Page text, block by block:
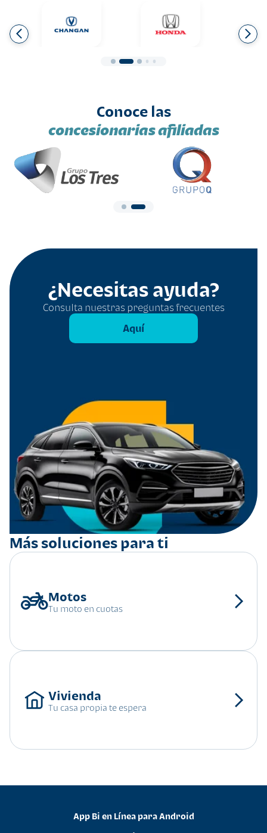
Conoce las
concesionarias afiliadas
¿Necesitas ayuda?
Consulta nuestras preguntas frecuentes
Aquí
Más soluciones para ti
Tu moto en cuotas
Tu casa propia te espera
App Bi en Línea para Android